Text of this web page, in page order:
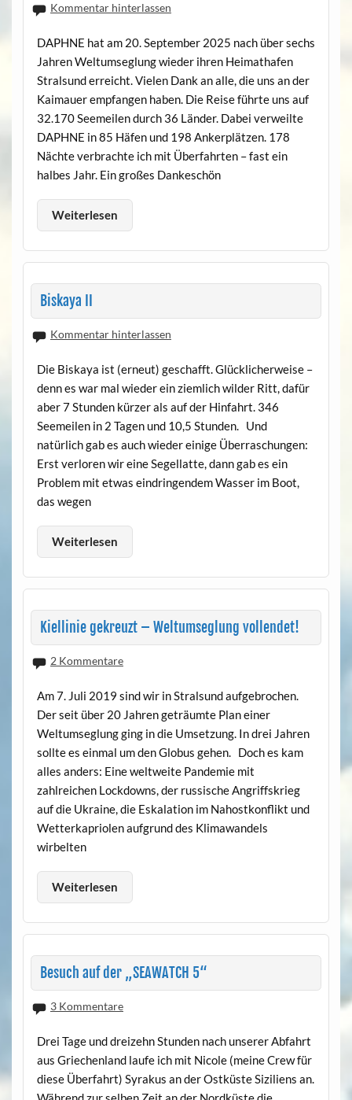
Kommentar hinterlassen
DAPHNE hat am 20. September 2025 nach über sechs
Jahren Weltumseglung wieder ihren Heimathafen
Stralsund erreicht. Vielen Dank an alle, die uns an der
Kaimauer empfangen haben. Die Reise führte uns auf
32.170 Seemeilen durch 36 Länder. Dabei verweilte
DAPHNE in 85 Häfen und 198 Ankerplätzen. 178
Nächte verbrachte ich mit Überfahrten – fast ein
halbes Jahr. Ein großes Dankeschön
Weiterlesen
Biskaya II
Kommentar hinterlassen
Die Biskaya ist (erneut) geschafft. Glücklicherweise –
denn es war mal wieder ein ziemlich wilder Ritt, dafür
aber 7 Stunden kürzer als auf der Hinfahrt. 346
Seemeilen in 2 Tagen und 10,5 Stunden. Und
natürlich gab es auch wieder einige Überraschungen:
Erst verloren wir eine Segellatte, dann gab es ein
Problem mit etwas eindringendem Wasser im Boot,
das wegen
Weiterlesen
Kiellinie gekreuzt – Weltumseglung vollendet!
2 Kommentare
Am 7. Juli 2019 sind wir in Stralsund aufgebrochen.
Der seit über 20 Jahren geträumte Plan einer
Weltumseglung ging in die Umsetzung. In drei Jahren
sollte es einmal um den Globus gehen. Doch es kam
alles anders: Eine weltweite Pandemie mit
zahlreichen Lockdowns, der russische Angriffskrieg
auf die Ukraine, die Eskalation im Nahostkonflikt und
Wetterkapriolen aufgrund des Klimawandels
wirbelten
Weiterlesen
Besuch auf der „SEAWATCH 5“
3 Kommentare
Drei Tage und dreizehn Stunden nach unserer Abfahrt
aus Griechenland laufe ich mit Nicole (meine Crew für
diese Überfahrt) Syrakus an der Ostküste Siziliens an.